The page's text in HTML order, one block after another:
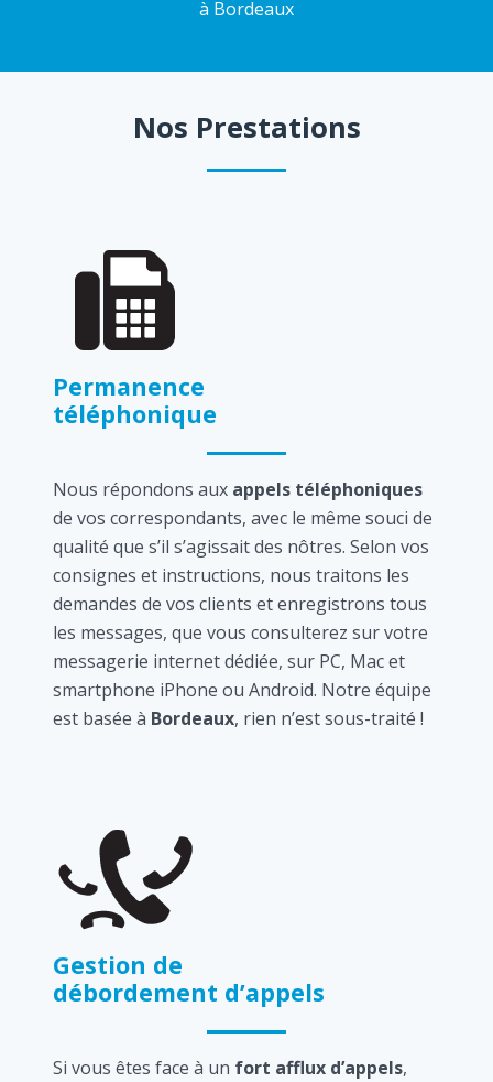
à Bordeaux
Nos Prestations
Permanence
téléphonique
Nous répondons aux appels téléphoniques
de vos correspondants, avec le même souci de
qualité que s’il s’agissait des nôtres. Selon vos
consignes et instructions, nous traitons les
demandes de vos clients et enregistrons tous
les messages, que vous consulterez sur votre
messagerie internet dédiée, sur PC, Mac et
smartphone iPhone ou Android. Notre équipe
est basée à Bordeaux, rien n’est sous-traité !
Gestion de
débordement d’appels
Si vous êtes face à un fort afflux d’appels,